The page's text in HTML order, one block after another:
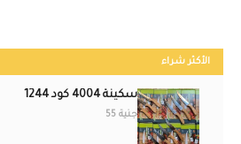
الأكثر شراء
سكينة 4004 كود 1244
جنية 55